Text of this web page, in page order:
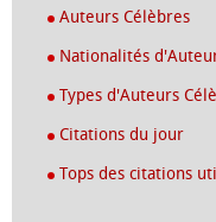
Auteurs Célèbres
Nationalités
Types d'Auteurs
Citations du jour
Tops des citations